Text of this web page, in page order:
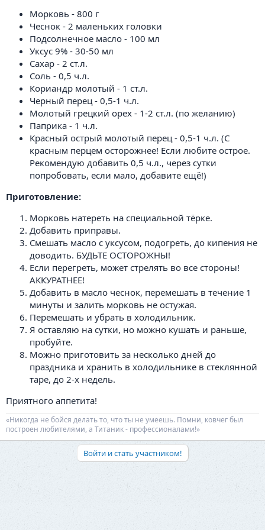
Морковь - 800 г
Чеснок - 2 маленьких головки
Подсолнечное масло - 100 мл
Уксус 9% - 30-50 мл
Сахар - 2 ст.л.
Соль - 0,5 ч.л.
Кориандр молотый - 1 ст.л.
Черный перец - 0,5-1 ч.л.
Молотый грецкий орех - 1-2 ст.л. (по желанию)
Паприка - 1 ч.л.
Красный острый молотый перец - 0,5-1 ч.л. (С
красным перцем осторожнее! Если любите острое.
Рекомендую добавить 0,5 ч.л., через сутки
попробовать, если мало, добавите ещё!)
Приготовление:
Морковь натереть на специальной тёрке.
Добавить приправы.
Смешать масло с уксусом, подогреть, до кипения не
доводить. БУДЬТЕ ОСТОРОЖНЫ!
Если перегреть, может стрелять во все стороны!
АККУРАТНЕЕ!
Добавить в масло чеснок, перемешать в течение 1
минуты и залить морковь не остужая.
Перемешать и убрать в холодильник.
Я оставляю на сутки, но можно кушать и раньше,
пробуйте.
Можно приготовить за несколько дней до
праздника и хранить в холодильнике в стеклянной
таре, до 2-х недель.
Приятного аппетита!
«Никогда не бойся делать то, что ты не умеешь. Помни, ковчег был
построен любителями, а Титаник - профессионалами!»
Войти и стать участником!